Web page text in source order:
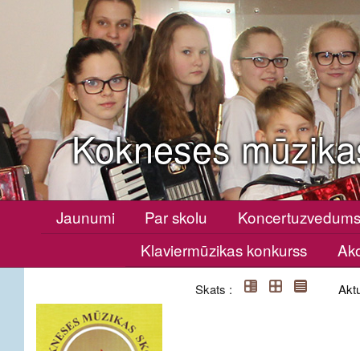
Kokneses
Jaunumi Par skolu
Klaviermūzikas konkurss
Skats :